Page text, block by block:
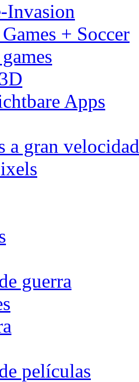
Invasion
+ Soccer
Apps
a gran velocidad
guerra
películas